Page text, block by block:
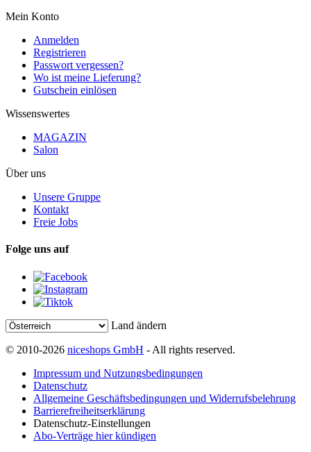
Mein Konto
Anmelden
Registrieren
Passwort vergessen?
Wo ist meine Lieferung?
Gutschein einlösen
Wissenswertes
MAGAZIN
Salon
Über uns
Unsere Gruppe
Kontakt
Freie Jobs
Folge uns auf
Land ändern
© 2010-2026 niceshops GmbH - All rights reserved.
Impressum und Nutzungsbedingungen
Datenschutz
Allgemeine Geschäftsbedingungen und Widerrufsbelehrung
Barrierefreiheitserklärung
Datenschutz-Einstellungen
Abo-Verträge hier kündigen